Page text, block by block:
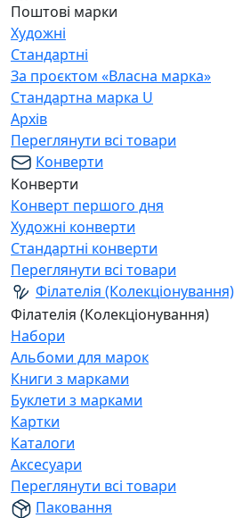
Поштові марки
Художні
Стандартні
За проєктом «Власна марка»
Стандартна марка U
Архів
Переглянути всі товари
Конверти
Конверти
Конверт першого дня
Художні конверти
Стандартні конверти
Переглянути всі товари
Філателія (Колекціонування)
Філателія (Колекціонування)
Набори
Альбоми для марок
Книги з марками
Буклети з марками
Картки
Каталоги
Аксесуари
Переглянути всі товари
Паковання